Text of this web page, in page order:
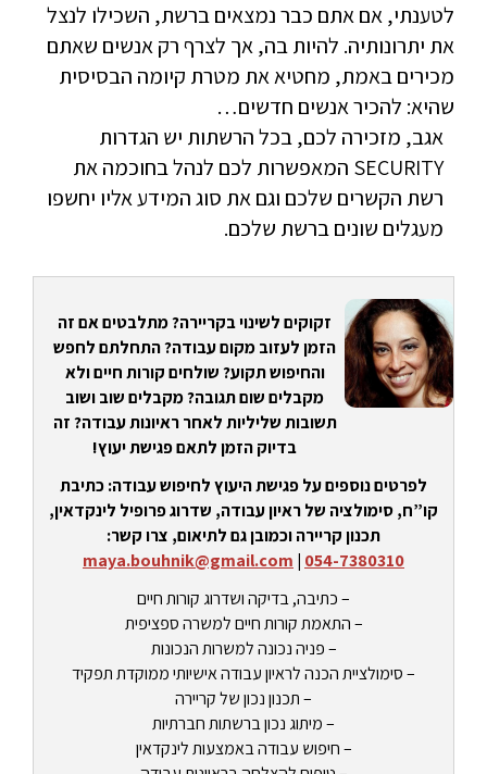
לטענתי, אם אתם כבר נמצאים ברשת, השכילו לנצל
את יתרונותיה. להיות בה, אך לצרף רק אנשים שאתם
מכירים באמת, מחטיא את מטרת קיומה הבסיסית
שהיא: להכיר אנשים חדשים…
אגב, מזכירה לכם, בכל הרשתות יש הגדרות
SECURITY המאפשרות לכם לנהל בחוכמה את
רשת הקשרים שלכם וגם את סוג המידע אליו יחשפו
מעגלים שונים ברשת שלכם.
זקוקים לשינוי בקריירה? מתלבטים אם זה
הזמן לעזוב מקום עבודה? התחלתם לחפש
והחיפוש תקוע? שולחים קורות חיים ולא
מקבלים שום תגובה? מקבלים שוב ושוב
תשובות שליליות לאחר ראיונות עבודה? זה
בדיוק הזמן לתאם פגישת יעוץ!
לפרטים נוספים על פגישת היעוץ לחיפוש עבודה: כתיבת
קו”ח, סימולציה של ראיון עבודה, שדרוג פרופיל לינקדאין,
תכנון קריירה וכמובן גם לתיאום, צרו קשר:
054-7380310
|
maya.bouhnik@gmail.com
– כתיבה, בדיקה ושדרוג קורות חיים
– התאמת קורות חיים למשרה ספציפית
– פניה נכונה למשרות הנכונות
– סימולציית הכנה לראיון עבודה אישיותי ממוקדת תפקיד
– תכנון נכון של קריירה
– מיתוג נכון ברשתות חברתיות
– חיפוש עבודה באמצעות לינקדאין